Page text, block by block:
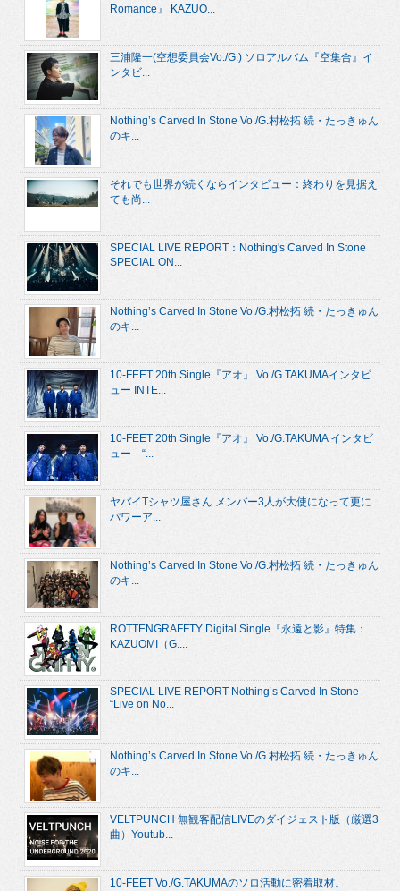
Romance』 KAZUO...
三浦隆一(空想委員会Vo./G.) ソロアルバム『空集合』イ
ンタビ...
Nothing’s Carved In Stone Vo./G.村松拓 続・たっきゅん
のキ...
それでも世界が続くならインタビュー：終わりを見据え
ても尚...
SPECIAL LIVE REPORT：Nothing's Carved In Stone
SPECIAL ON...
Nothing’s Carved In Stone Vo./G.村松拓 続・たっきゅん
のキ...
10-FEET 20th Single『アオ』 Vo./G.TAKUMAインタビ
ュー INTE...
10-FEET 20th Single『アオ』 Vo./G.TAKUMA インタビ
ュー “...
ヤバイTシャツ屋さん メンバー3人が大使になって更に
パワーア...
Nothing’s Carved In Stone Vo./G.村松拓 続・たっきゅん
のキ...
ROTTENGRAFFTY Digital Single『永遠と影』特集：
KAZUOMI（G....
SPECIAL LIVE REPORT Nothing’s Carved In Stone
“Live on No...
Nothing’s Carved In Stone Vo./G.村松拓 続・たっきゅん
のキ...
VELTPUNCH 無観客配信LIVEのダイジェスト版（厳選3
曲）Youtub...
10-FEET Vo./G.TAKUMAのソロ活動に密着取材。